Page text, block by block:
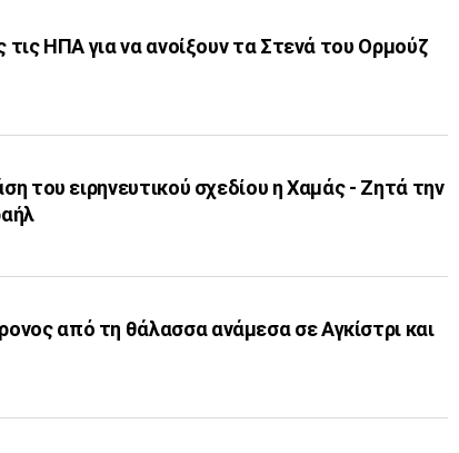
τις ΗΠΑ για να ανοίξουν τα Στενά του Ορμούζ
του ειρηνευτικού σχεδίου η Χαμάς - Ζητά την
από τη θάλασσα ανάμεσα σε Αγκίστρι και